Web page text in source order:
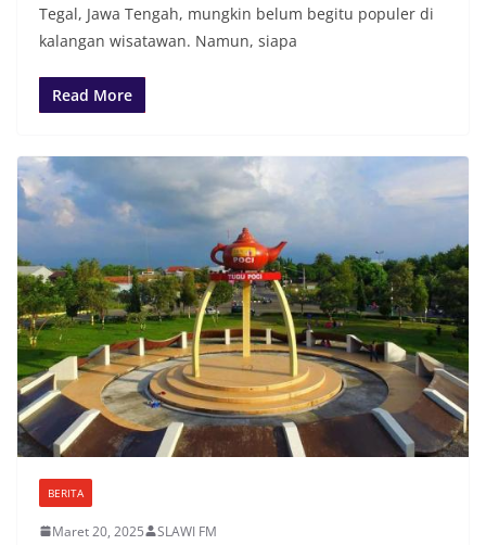
Tegal, Jawa Tengah, mungkin belum begitu populer di
kalangan wisatawan. Namun, siapa
Read More
BERITA
Maret 20, 2025 SLAWI FM